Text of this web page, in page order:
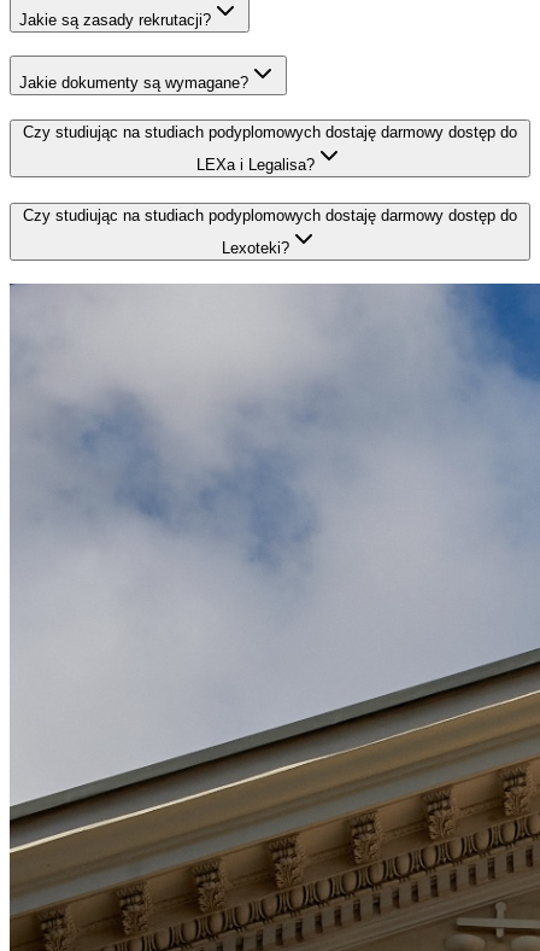
Jakie są zasady rekrutacji?
Jakie dokumenty są wymagane?
Czy studiując na studiach podyplomowych dostaję darmowy dostęp do
LEXa i Legalisa?
Czy studiując na studiach podyplomowych dostaję darmowy dostęp do
Lexoteki?